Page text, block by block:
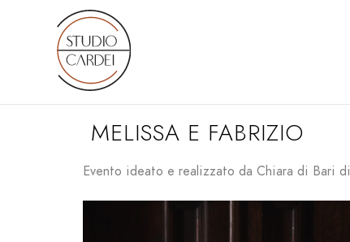
MELISSA E FABRIZIO
Evento ideato e realizzato da Chiara di Bari di